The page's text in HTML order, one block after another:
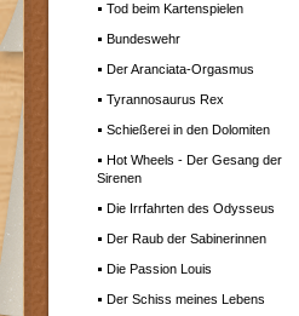
Tod beim Kartenspielen
Bundeswehr
Der Aranciata-Orgasmus
Tyrannosaurus Rex
Schießerei in den Dolomiten
Hot Wheels - Der Gesang der
Sirenen
Die Irrfahrten des Odysseus
Der Raub der Sabinerinnen
Die Passion Louis
Der Schiss meines Lebens